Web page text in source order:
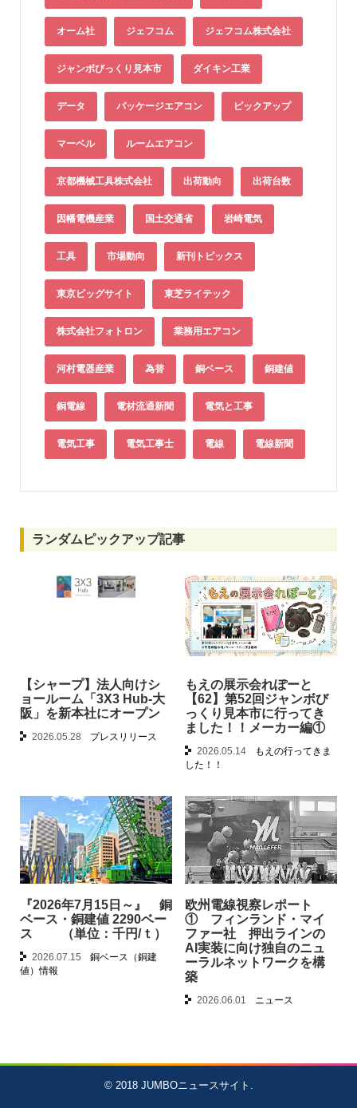
オーム社 ジェフコム ジェフコム株式会社
ジャンボびっくり見本市 ダイキン工業
データ パッケージエアコン ピックアップ
マーベル ルームエアコン
京都機械工具株式会社 出荷動向 出荷台数
因幡電機産業 国土交通省 岩崎電気
工具 市場動向 新刊トピックス
東京ビッグサイト 東芝ライテック
株式会社フォトロン 業務用エアコン
河村電器産業 為替 銅ベース 銅建値
銅電線 電材流通新聞 電気と工事
電気工事 電気工事士 電線 電線新聞
ランダムピックアップ記事
【シャープ】法人向けシ
ョールーム「3X3 Hub-大
阪」を新本社にオープン
2026.05.28 プレスリリース
もえの展示会れぽーと
【62】第52回ジャンボび
っくり見本市に行ってき
ました！！メーカー編①
2026.05.14
もえの行ってきま
した！！
『2026年7月15日～』 銅
ベース・銅建値 2290ベー
ス （単位：千円/ｔ）
2026.07.15
銅ベース（銅建
値）情報
欧州電線視察レポート
① フィンランド・マイ
ファー社 押出ラインの
AI実装に向け独自のニュ
ーラルネットワークを構
築
2026.06.01 ニュース
© 2018 JUMBOニュースサイト